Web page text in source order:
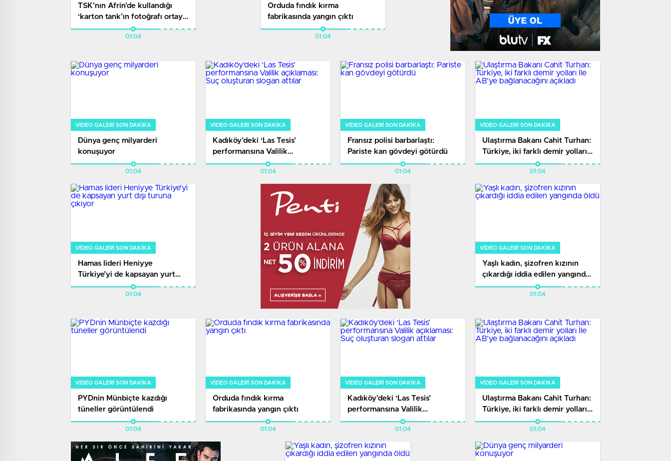
TSK’nın Afrin’de kullandığı
‘karton tank’ın fotoğrafı ortaya
çıktı
01:04
Orduda fındık kırma
fabrikasında yangın çıktı
01:04
VIDEO GALERI SON DAKİKA
Dünya genç milyarderi
konuşuyor
01:04
VIDEO GALERI SON DAKİKA
Kadıköy’deki ‘Las Tesis’
performansına Valilik
açıklaması: Suç oluşturan
01:04
VIDEO GALERI SON DAKİKA
Fransız polisi barbarlaştı:
Pariste kan gövdeyi götürdü
01:04
VIDEO GALERI SON DAKİKA
Ulaştırma Bakanı Cahit Turhan:
Türkiye, iki farklı demir yolları
İle AB’ye bağlanacağını açıkladı
01:04
VIDEO GALERI SON DAKİKA
Hamas lideri Heniyye
Türkiye’yi de kapsayan yurt
dışı turuna çıkıyor
01:04
VIDEO GALERI SON DAKİKA
Yaşlı kadın, şizofren kızının
çıkardığı iddia edilen yangında
öldü
01:04
VIDEO GALERI SON DAKİKA
PYDnin Münbiçte kazdığı
tüneller görüntülendi​
01:04
VIDEO GALERI SON DAKİKA
Orduda fındık kırma
fabrikasında yangın çıktı
01:04
VIDEO GALERI SON DAKİKA
Kadıköy’deki ‘Las Tesis’
performansına Valilik
açıklaması: Suç oluşturan
01:04
VIDEO GALERI SON DAKİKA
Ulaştırma Bakanı Cahit Turhan:
Türkiye, iki farklı demir yolları
İle AB’ye bağlanacağını açıkladı
01:04